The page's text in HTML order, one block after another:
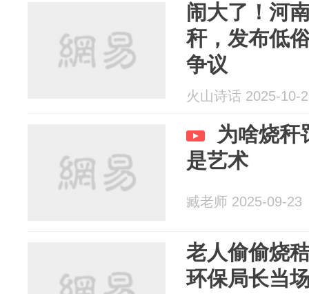
闹大了！河
秆，发布低
争议
火山诗话 2025-10-
为啥烧秆
是艺术
臧老师 2025-09-23
老人偷偷烧
环保局长当